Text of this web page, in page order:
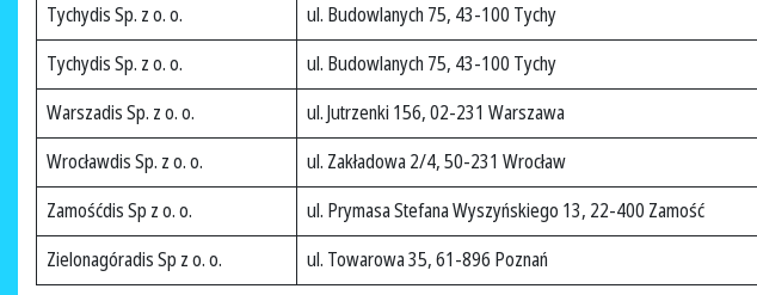
Tychydis Sp. z o. o.
ul. Budowlanych 75, 43-100 Tychy
Tychydis Sp. z o. o.
ul. Budowlanych 75, 43-100 Tychy
Warszadis Sp. z o. o.
ul. Jutrzenki 156, 02-231 Warszawa
Wrocławdis Sp. z o. o.
ul. Zakładowa 2/4, 50-231 Wrocław
Zamośćdis Sp z o. o.
ul. Prymasa Stefana Wyszyńskiego 13, 22-400 Zamość
Zielonagóradis Sp z o. o.
ul. Towarowa 35, 61-896 Poznań